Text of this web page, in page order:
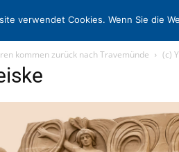
MEDIADATEN
kommen zurück nach Travemünde (c)
verwendet Cookies. Wenn Sie die